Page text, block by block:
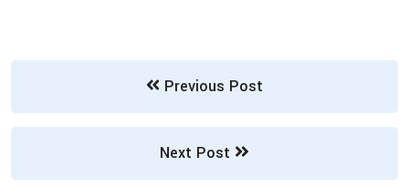
Previous Post
Next Post